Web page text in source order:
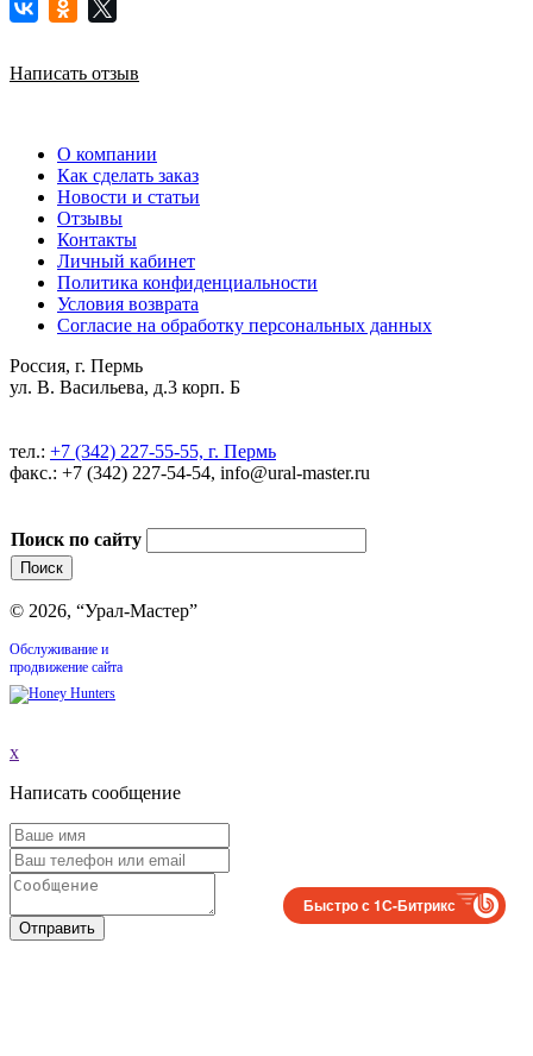
Написать отзыв
О компании
Как сделать заказ
Новости и статьи
Отзывы
Контакты
Личный кабинет
Политика конфиденциальности
Условия возврата
Согласие на обработку персональных данных
Россия, г. Пермь
ул. В. Васильева, д.3 корп. Б
тел.: +7 (342) 227-55-55, г. Пермь
факс.: +7 (342) 227-54-54, info@ural-master.ru
Поиск по сайту
© 2026, “Урал-Мастер”
Обслуживание и
продвижение сайта
x
Написать сообщение
Отправить
Быстро с 1С-Битрикс